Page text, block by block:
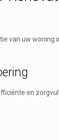
van uw woning
en